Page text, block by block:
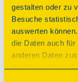
gestalten oder zu
Besuche
auswerten
die Daten auch
anderen Daten
die Verwendung